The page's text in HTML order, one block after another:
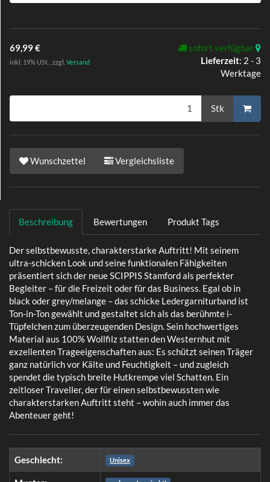
69,99 €
inkl. 19% USt. , zzgl. Versand
sofort verfügbar
Lieferzeit: 2 - 3
Werktage
Stk
Wunschzettel Vergleichsliste
Beschreibung Bewertungen Produkt Tags
Der selbstbewusste, charakterstarke Auftritt! Mit seinem
ultra-schicken Look und seine funktionalen Fähigkeiten
präsentiert sich der neue SCIPPIS Stamford als perfekter
Begleiter – für die Freizeit oder für das Business. Egal ob in
black oder grey/melange – das schicke Ledergarniturband ist
Ton-in-Ton gewählt und gestaltet sich als das berühmte i-
Tüpfelchen zum überzeugenden Design. Sein hochwertiges
Material aus 100% Wollfilz statten den Westernhut mit
exzellenten Trageeigenschaften aus: Es schützt seinen Träger
ganz natürlich vor Kälte und Feuchtigkeit – und zugleich
spendet die typisch breite Hutkrempe viel Schatten. Ein
zeitloser Traveller, der für einen selbstbewussten wie
charakterstarken Auftritt steht – wohin auch immer das
Abenteuer geht!
Geschlecht: Unisex